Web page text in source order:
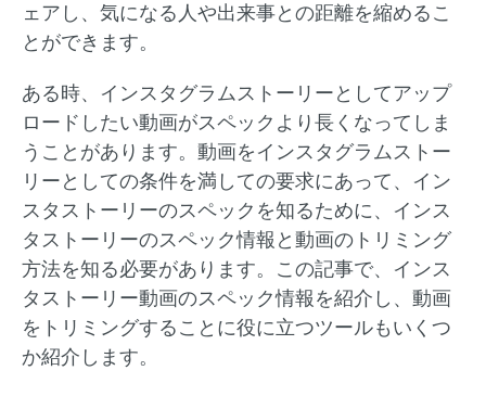
ェアし、気になる人や出来事との距離を縮めるこ
とができます。
ある時、インスタグラムストーリーとしてアップ
ロードしたい動画がスペックより長くなってしま
うことがあります。動画をインスタグラムストー
リーとしての条件を満しての要求にあって、イン
スタストーリーのスペックを知るために、インス
タストーリーのスペック情報と動画のトリミング
方法を知る必要があります。この記事で、インス
タストーリー動画のスペック情報を紹介し、動画
をトリミングすることに役に立つツールもいくつ
か紹介します。